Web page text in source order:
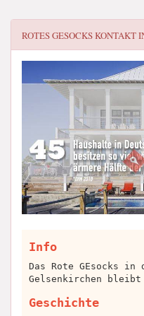
ROTES GESOCKSKONTAKT
Info
Das Rote GEsocks
Gelsenkirchen
Geschichte